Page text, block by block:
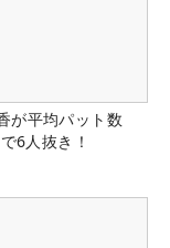
が平均パット数
6人抜き！